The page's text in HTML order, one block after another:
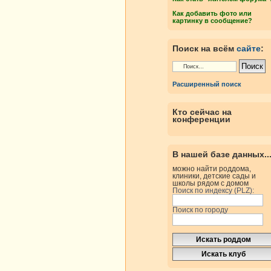
Как добавить фото или
картинку в сообщение?
Поиск на всём сайте:
Расширенный поиск
Кто сейчас на
конференции
В нашей базе данных...
можно найти роддома,
клиники, детские сады и
школы рядом с домом
Поиск по индексу (PLZ):
Поиск по городу